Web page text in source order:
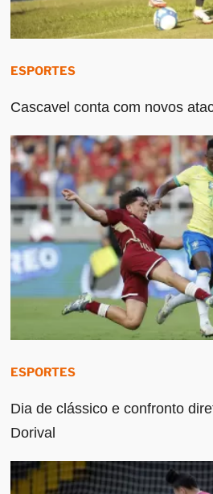
ESPORTES
Cascavel conta com novos
ESPORTES
Dia de clássico e confronto
Dorival